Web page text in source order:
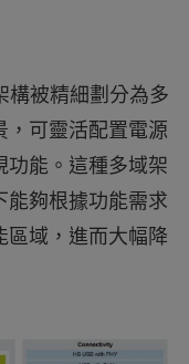
構被精細劃分為多
可靈活配置電源
能。這種多域架
夠根據功能需求
域，進而大幅降